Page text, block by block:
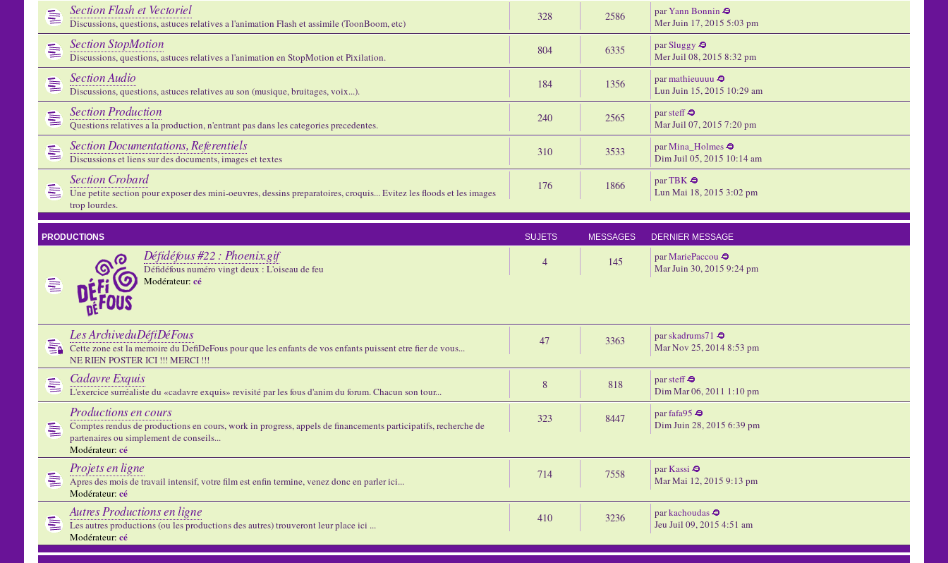
Section Flash et Vectoriel
Discussions, questions, astuces relatives a l'animation Flash et assimile (ToonBoom, etc)
328 2586 parYann Bonnin
Mer Juin 17, 2015 5:03 pm
Section StopMotion
Discussions, questions, astuces relatives a l'animation en StopMotion et Pixilation.
804 6335 parSluggy
Mer Juil 08, 2015 8:32 pm
Section Audio
Discussions, questions, astuces relatives au son (musique, bruitages, voix...).
184 1356 parmathieuuuu
Lun Juin 15, 2015 10:29 am
Section Production
Questions relatives a la production, n'entrant pas dans les categories precedentes.
240 2565 parsteff
Mar Juil 07, 2015 7:20 pm
Section Documentations, Referentiels
Discussions et liens sur des documents, images et textes
310 3533 parMina_Holmes
Dim Juil 05, 2015 10:14 am
Section Crobard
Une petite section pour exposer des mini-oeuvres, dessins preparatoires, croquis... Evitez les floods et les images
trop lourdes.
176 1866 parTBK
Lun Mai 18, 2015 3:02 pm
PRODUCTIONS SUJETS MESSAGES DERNIER MESSAGE
Défidéfous #22 : Phoenix.gif
Défidéfous numéro vingt deux : L'oiseau de feu
Modérateur: cé
4 145 parMariePaccou
Mar Juin 30, 2015 9:24 pm
Les ArchiveduDéfiDéFous
Cette zone est la memoire du DefiDeFous pour que les enfants de vos enfants puissent etre fier de vous...
NE RIEN POSTER ICI !!! MERCI !!!
47 3363 parskadrums71
Mar Nov 25, 2014 8:53 pm
Cadavre Exquis
L'exercice surréaliste du «cadavre exquis» revisité par les fous d'anim du forum. Chacun son tour...
8 818 parsteff
Dim Mar 06, 2011 1:10 pm
Productions en cours
Comptes rendus de productions en cours, work in progress, appels de financements participatifs, recherche de
partenaires ou simplement de conseils...
Modérateur: cé
323 8447 parfafa95
Dim Juin 28, 2015 6:39 pm
Projets en ligne
Apres des mois de travail intensif, votre film est enfin termine, venez donc en parler ici...
Modérateur: cé
714 7558 parKassi
Mar Mai 12, 2015 9:13 pm
Autres Productions en ligne
Les autres productions (ou les productions des autres) trouveront leur place ici ...
Modérateur: cé
410 3236 parkachoudas
Jeu Juil 09, 2015 4:51 am